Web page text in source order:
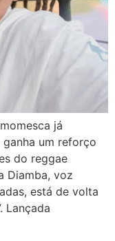
já
um reforço
do reggae
Diamba, voz
está de volta
Lançada